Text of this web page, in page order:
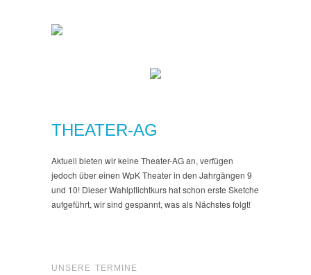
THEATER-AG
Aktuell bieten wir keine Theater-AG an, verfügen
jedoch über einen WpK Theater in den Jahrgängen 9
und 10! Dieser Wahlpflichtkurs hat schon erste Sketche
aufgeführt, wir sind gespannt, was als Nächstes folgt!
UNSERE TERMINE